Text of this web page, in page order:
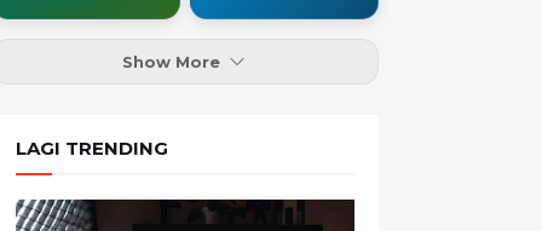
Show More
LAGI TRENDING